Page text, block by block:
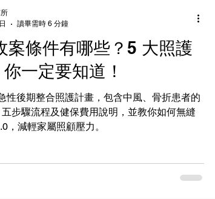
案條件有哪些？5 大照護
一定要知道！
性後期整合照護計畫，包含中風、骨折患者的
步驟流程及健保費用說明，並教你如何無縫
，減輕家屬照顧壓力。
讀畢需時 6 分鐘